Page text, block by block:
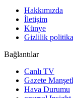
Hakkımızda
İletişim
Künye
Gizlilik
Bağlantılar
Canlı TV
Gazete
Hava Durumu